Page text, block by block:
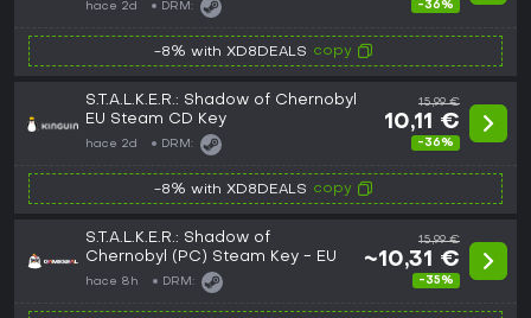
hace 2d DRM: -36%
-8% with XD8DEALS copy
S.T.A.L.K.E.R.: Shadow of Chernobyl
EU Steam CD Key
hace 2d DRM:
15,99 €
10,11 €
-36%
-8% with XD8DEALS copy
S.T.A.L.K.E.R.: Shadow of
Chernobyl (PC) Steam Key - EU
hace 8h DRM:
15,99 €
~10,31 €
-35%